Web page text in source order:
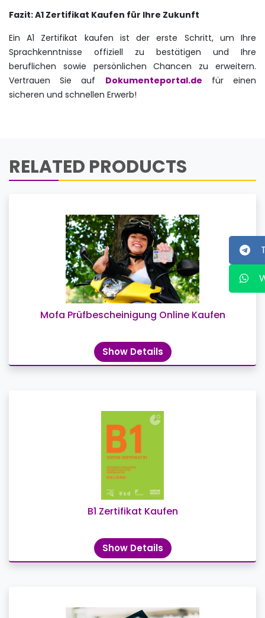
Fazit: A1 Zertifikat Kaufen für Ihre Zukunft
Ein A1 Zertifikat kaufen ist der erste Schritt, um Ihre
Sprachkenntnisse offiziell zu bestätigen und Ihre
beruflichen sowie persönlichen Chancen zu erweitern.
Vertrauen Sie auf Dokumenteportal.de für einen
sicheren und schnellen Erwerb!
RELATED PRODUCTS
Mofa Prüfbescheinigung Online Kaufen
Show Details
B1 Zertifikat Kaufen
Show Details